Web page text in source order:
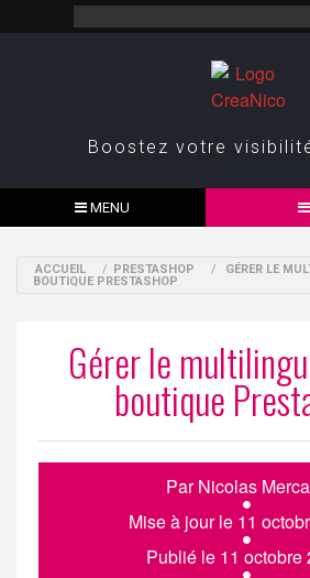
Boostez votre
MENU
ACCUEIL / PRESTASHOP /
GÉRER LE
BOUTIQUE PRESTASHOP
Gérer le
boutique
Par Nicolas
Mise à jour le 11
Publié le 11 octobre